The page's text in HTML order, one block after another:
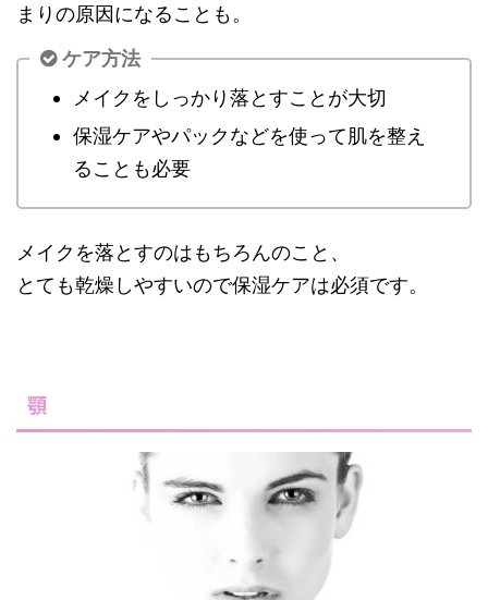
まりの原因になることも。
ケア方法
メイクをしっかり落とすことが大切
保湿ケアやパックなどを使って肌を整え
ることも必要
メイクを落とすのはもちろんのこと、
とても乾燥しやすいので保湿ケアは必須です。
顎